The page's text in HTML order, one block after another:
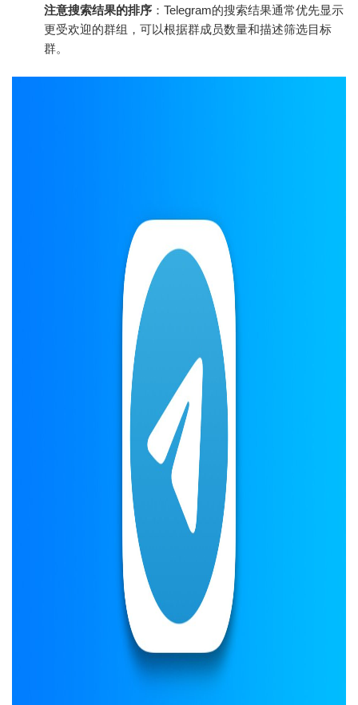
注意搜索结果的排序 ：Telegram的搜索结果通常优先显示
更受欢迎的群组，可以根据群成员数量和描述筛选目标
群。